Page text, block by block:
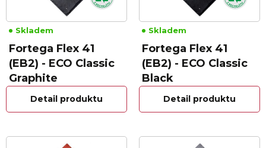
Skladem
Fortega Flex 41
(EB2) - ECO Classic
Graphite
Detail produktu
Skladem
Fortega Flex 41
(EB2) - ECO Classic
Black
Detail produktu